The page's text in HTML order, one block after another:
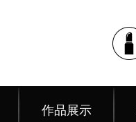
作品展示